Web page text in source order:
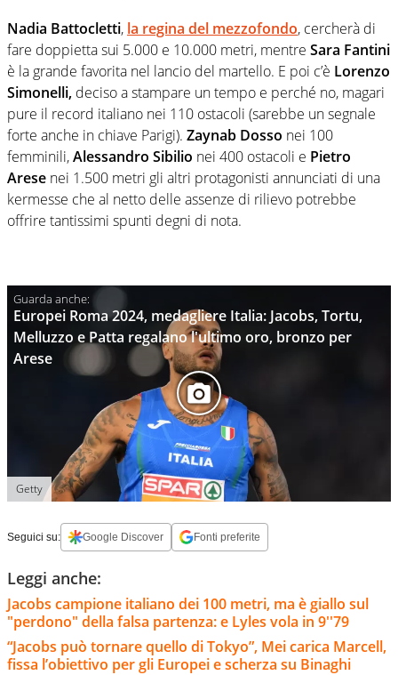
Nadia Battocletti, la regina del mezzofondo, cercherà di
fare doppietta sui 5.000 e 10.000 metri, mentre Sara Fantini
è la grande favorita nel lancio del martello. E poi c’è Lorenzo
Simonelli, deciso a stampare un tempo e perché no, magari
pure il record italiano nei 110 ostacoli (sarebbe un segnale
forte anche in chiave Parigi). Zaynab Dosso nei 100
femminili,Alessandro Sibilio nei 400 ostacoli e Pietro
Arese nei 1.500 metri gli altri protagonisti annunciati di una
kermesse che al netto delle assenze di rilievo potrebbe
offrire tantissimi spunti degni di nota.
Europei Roma 2024, medagliere Italia: Jacobs, Tortu,
Melluzzo e Patta regalano l'ultimo oro, bronzo per
Arese
Getty
Seguici su: Google Discover Fonti preferite
Leggi anche:
Jacobs campione italiano dei 100 metri, ma è giallo sul
"perdono" della falsa partenza: e Lyles vola in 9''79
“Jacobs può tornare quello di Tokyo”, Mei carica Marcell,
fissa l’obiettivo per gli Europei e scherza su Binaghi